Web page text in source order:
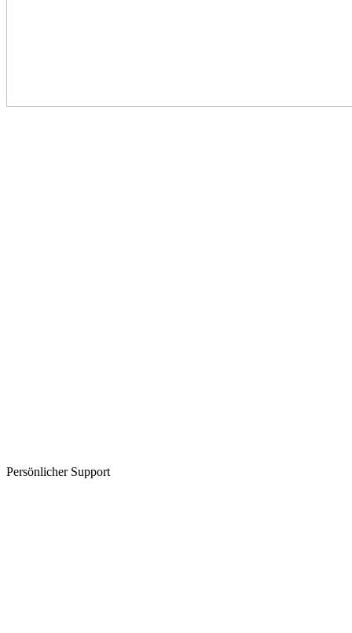
Persönlicher Support